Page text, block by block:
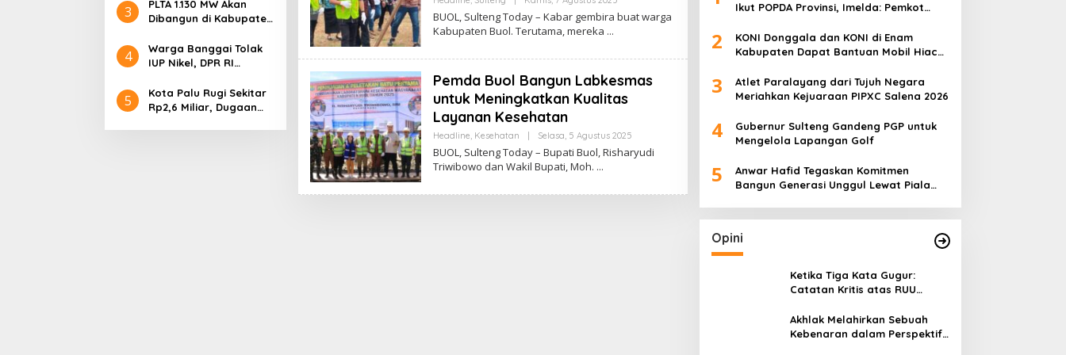
Keunikan Arsitekturnya
3
PLTA 1.130 MW Akan
Dibangun di Kabupaten
Evergreen Industri
Audiensi dengan
4
Warga Banggai Tolak
IUP Nikel, DPR RI
5
Kota Palu Rugi Sekitar
Rp2,6 Miliar, Dugaan
Today
BUOL, Sulteng Today – Kabar gembira buat warga
Kabupaten Buol. Terutama, mereka
Pemda Buol Bangun Labkesmas
untuk Meningkatkan Kualitas
Layanan Kesehatan
Headline Kesehatan | Selasa, 5 Agustus 2025Oleh
Today
BUOL, Sulteng Today – Bupati Buol, Risharyudi
Triwibowo dan Wakil Bupati, Moh.
Ikut POPDA Provinsi, Imelda: Pemkot
Olahraga Pelajar
2
KONI Donggala dan KONI di Enam
Kabupaten Dapat Bantuan Mobil Hiace
3
Atlet Paralayang dari Tujuh Negara
Meriahkan Kejuaraan PIPXC Salena 2026
4
Gubernur Sulteng Gandeng PGP untuk
Mengelola Lapangan Golf
5
Anwar Hafid Tegaskan Komitmen
Bangun Generasi Unggul Lewat Piala
Opini
Ketika Tiga Kata Gugur:
Catatan Kritis atas RUU
Falsafah Hidup
Akhlak Melahirkan Sebuah
Kebenaran dalam Perspektif